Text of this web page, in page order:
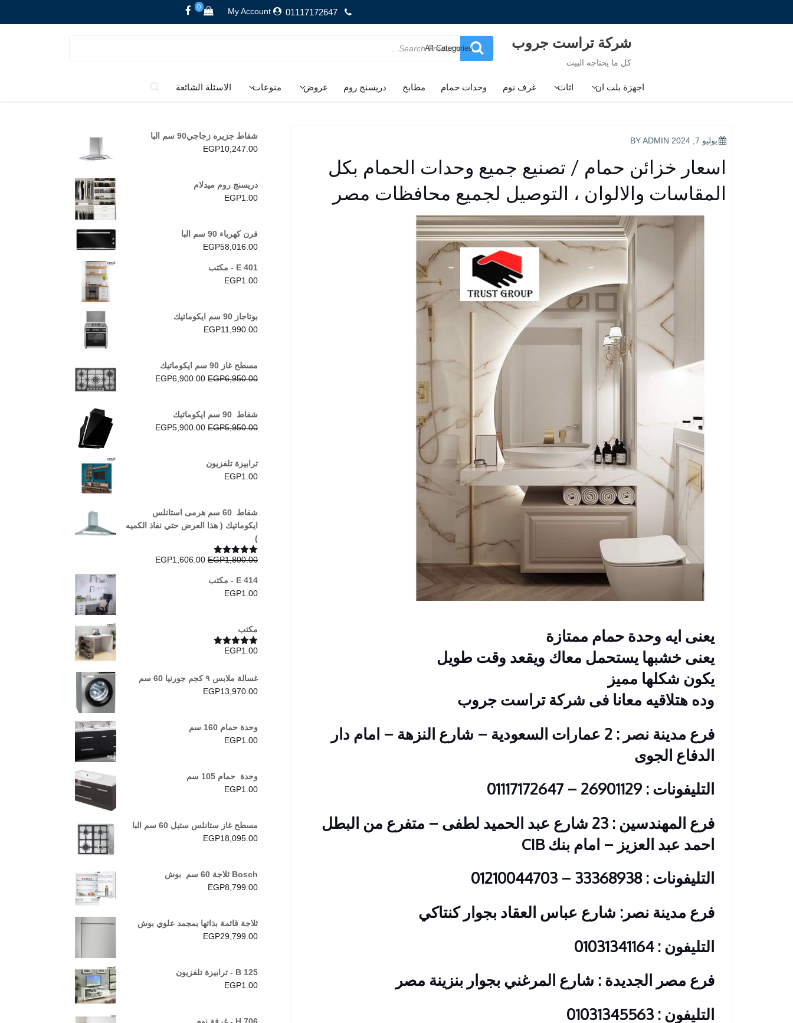
01117172647
My Account
0
شركة تراست جروب
كل ما يحتاجه البيت
Search
for
اجهزة بلت ان اثاث غرف نوم وحدات حمام مطابخ دريسنج روم عروض منوعات الاسئلة الشائعة
POSTED
يوليو 7, 2024 ADMIN
اسعار خزائن حمام / تصنيع جميع وحدات الحمام بكل
المقاسات والالوان ، التوصيل لجميع محافظات مصر
يعنى ايه وحدة حمام ممتازة
يعنى خشبها يستحمل معاك ويقعد وقت طويل
يكون شكلها مميز
وده هتلاقيه معانا فى شركة تراست جروب
فرع مدينة نصر : 2 عمارات السعودية – شارع النزهة – امام دار
الدفاع الجوى
التليفونات : 26901129 – 01117172647
فرع المهندسين : 23 شارع عبد الحميد لطفى – متفرع من البطل
احمد عبد العزيز – امام بنك CIB
التليفونات : 33368938 – 01210044703
فرع مدينة نصر: شارع عباس العقاد بجوار كنتاكي
التليفون : 01031341164
فرع مصر الجديدة : شارع المرغني بجوار بنزينة مصر
التليفون : 01031345563
شفاط جزيره زجاجي90 سم البا
EGP10,247.00
دريسنج روم ميدلام
EGP1.00
فرن كهرباء 90 سم البا
EGP58,016.00
E 401 - مكتب
EGP1.00
بوتاجاز 90 سم ايكوماتيك
EGP11,990.00
مسطح غاز 90 سم ايكوماتيك
EGP6,950.00
السعر
EGP6,950.00.
EGP6,900.00
EGP6,900.00.
شفاط 90 سم ايكوماتيك
EGP5,950.00
السعر
EGP5,900.00
EGP5,900.00.
ترابيزة تلفزيون
EGP1.00
شفاط 60 سم هرمى استانلس
ايكوماتيك ( هذا العرض حتي نفاذ الكميه
)
تم التقييمEGP1,800.00
السعر
EGP1,606.00
EGP1,606.00.
E 414 - مكتب
EGP1.00
مكتب
تم التقييم
EGP1.00
غسالة ملابس ٩ كجم جورنيا 60 سم
EGP13,970.00
وحدة حمام 160 سم
EGP1.00
وحدة حمام 105 سم
EGP1.00
مسطح غاز ستانلس ستيل 60 سم البا
EGP18,095.00
Bosch ثلاجة 60 سم بوش
EGP8,799.00
ثلاجة قائمة بذاتها بمجمد علوي بوش
EGP29,799.00
B 125 - ترابيزة تلفزيون
EGP1.00